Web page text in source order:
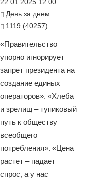
22.01.2025 12:00
День за днем
1119 (40257)
«Правительство
упорно игнорирует
запрет президента на
создание единых
операторов». «Хлеба
и зрелищ – тупиковый
путь к обществу
всеобщего
потребления». «Цена
растет – падает
спрос, а у нас